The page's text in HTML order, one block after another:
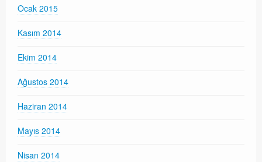
Ocak 2015
Kasım 2014
Ekim 2014
Ağustos 2014
Haziran 2014
Mayıs 2014
Nisan 2014